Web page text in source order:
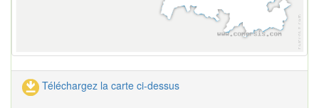
Téléchargez la carte ci-dessus